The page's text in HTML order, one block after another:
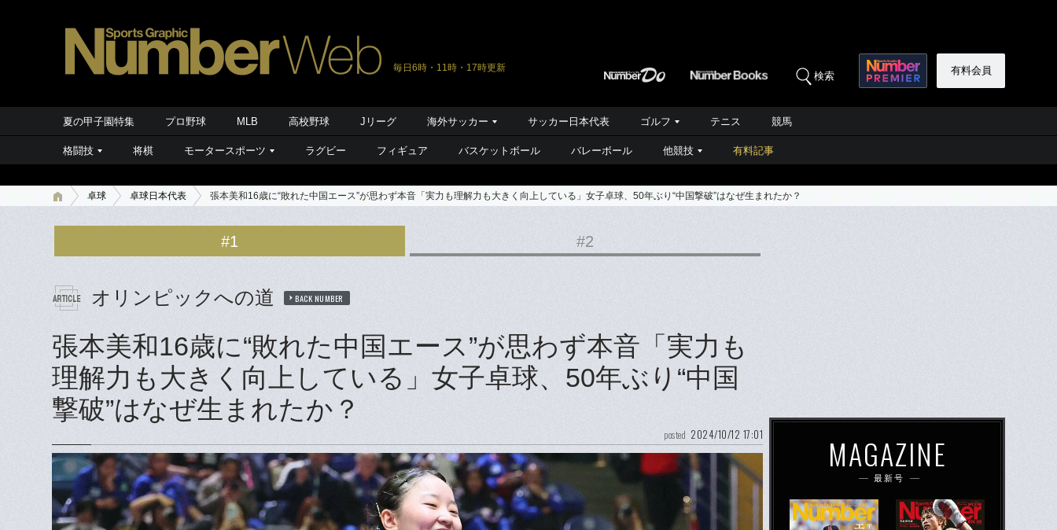
毎日6時・11時・17時更新
検索 有料会員
夏の甲子園特集 プロ野球 MLB 高校野球 Jリーグ 海外サッカー サッカー日本代表 ゴルフ テニス 競馬
格闘技 将棋 モータースポーツ ラグビー フィギュア バスケットボール バレーボール 他競技 有料記事
卓球 卓球日本代表 張本美和16歳に“敗れた中国エース”が思わず本音「実力も理解力も大きく向上している」女子卓球、50年ぶり“中国撃破”はなぜ生まれたか？
#1 #2
オリンピックへの道 BACK NUMBER
張本美和16歳に“敗れた中国エース”が思わず本音「実力も
理解力も大きく向上している」女子卓球、50年ぶり“中国
撃破”はなぜ生まれたか？
posted 2024/10/12 17:01 MAGAZINE
最新号